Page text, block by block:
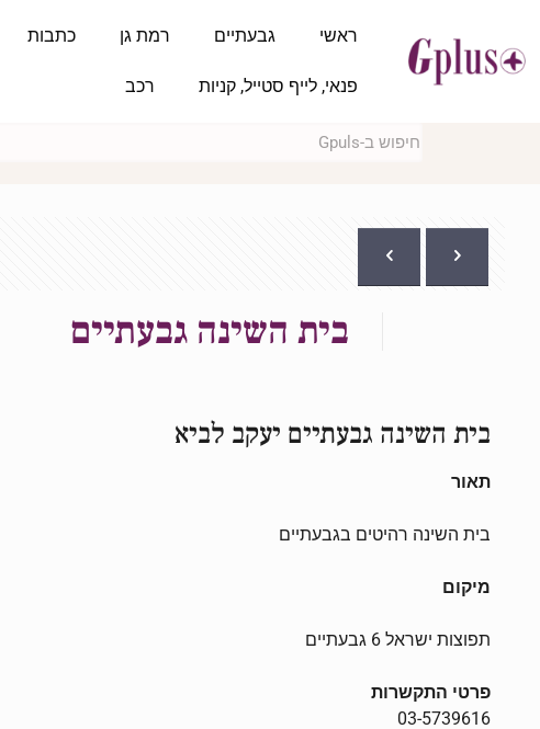
ראשי גבעתיים רמת גן כתבות
פנאי, לייף סטייל, קניות רכב
בית השינה גבעתיים
בית השינה גבעתיים יעקב לביא
תאור
בית השינה רהיטים בגבעתיים
מיקום
תפוצות ישראל 6 גבעתיים
פרטי התקשרות
03-5739616